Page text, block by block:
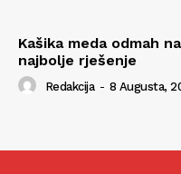
Kašika meda odmah
najbolje rješenje
Redakcija - 8 Augusta,